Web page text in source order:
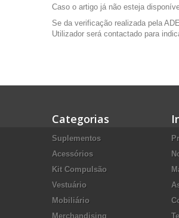
Caso o artigo já não esteja
Se da verificação realizada pela
Utilizador será contactado para
Categorias
Suplementos
Acessórios
Kit Compulsão
Vestuário
Mobiliário
Merchandising